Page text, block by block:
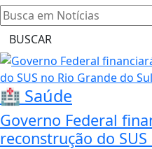
BUSCAR
🏥 Saúde
Governo Federal
reconstrução do